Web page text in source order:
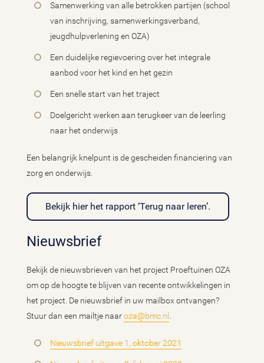
Samenwerking van alle betrokken partijen (school
van inschrijving, samenwerkingsverband,
jeugdhulpverlening en OZA)
Een duidelijke regievoering over het integrale
aanbod voor het kind en het gezin
Een snelle start van het traject
Doelgericht werken aan terugkeer van de leerling
naar het onderwijs
Een belangrijk knelpunt is de gescheiden financiering van
zorg en onderwijs.
Bekijk hier het rapport ‘Terug naar leren’.
Nieuwsbrief
Bekijk de nieuwsbrieven van het project Proeftuinen OZA
om op de hoogte te blijven van recente ontwikkelingen in
het project. De nieuwsbrief in uw mailbox ontvangen?
Stuur dan een mailtje naaroza@bmc.nl
Nieuwsbrief uitgave 1, oktober 2021